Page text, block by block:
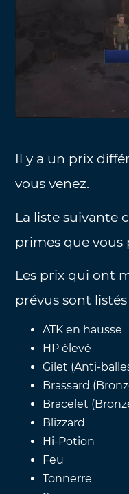
Il y a un prix
vous venez.
La liste suivante
primes que vous
Les prix qui ont
prévus sont
ATK en hausse
HP élevé
Gilet (Anti-
Brassard
Bracelet
Blizzard
Hi-Potion
Feu
Tonnerre